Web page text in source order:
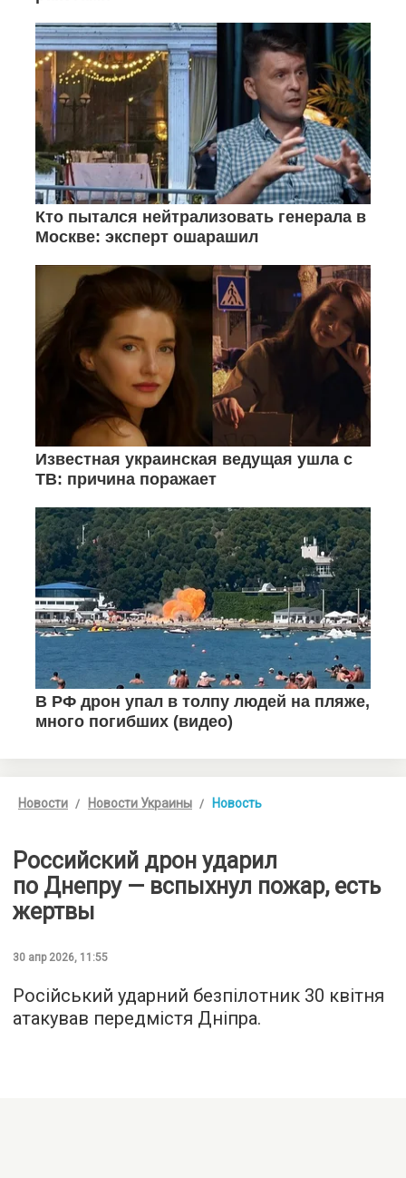
Новости Новости Украины Новость
Российский дрон ударил
по Днепру — вспыхнул пожар, есть
жертвы
30 апр 2026, 11:55
Російський ударний безпілотник 30 квітня
атакував передмістя Дніпра.